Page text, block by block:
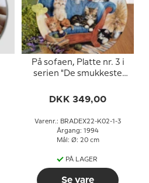
På sofaen, Platte nr. 3 i
serien "De smukkeste
Porzellan
DKK 349,00
Varenr.: BRADEX22-K02-1-3
Årgang: 1994
Mål: Ø: 20 cm
PÅ LAGER
Se vare